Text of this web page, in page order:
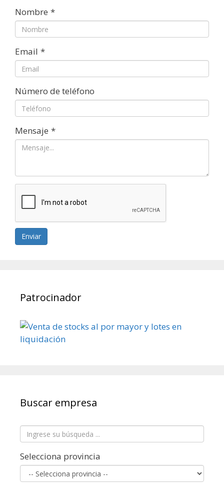
Nombre *
Email *
Número de teléfono
Mensaje *
Enviar
Patrocinador
Buscar empresa
Selecciona provincia